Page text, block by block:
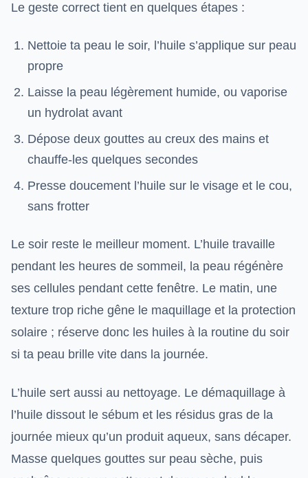
Le geste correct tient en quelques étapes :
Nettoie ta peau le soir, l’huile s’applique sur peau
propre
Laisse la peau légèrement humide, ou vaporise
un hydrolat avant
Dépose deux gouttes au creux des mains et
chauffe-les quelques secondes
Presse doucement l’huile sur le visage et le cou,
sans frotter
Le soir reste le meilleur moment. L’huile travaille
pendant les heures de sommeil, la peau régénère
ses cellules pendant cette fenêtre. Le matin, une
texture trop riche gêne le maquillage et la protection
solaire ; réserve donc les huiles à la routine du soir
si ta peau brille vite dans la journée.
L’huile sert aussi au nettoyage. Le démaquillage à
l’huile dissout le sébum et les résidus gras de la
journée mieux qu’un produit aqueux, sans décaper.
Masse quelques gouttes sur peau sèche, puis